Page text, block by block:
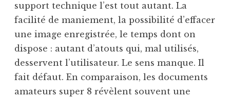
support technique l’est tout autant. La
facilité de maniement, la possibilité d’effacer
une image enregistrée, le temps dont on
dispose : autant d’atouts qui, mal utilisés,
desservent l’utilisateur. Le sens manque. Il
fait défaut. En comparaison, les documents
amateurs super 8 révèlent souvent une